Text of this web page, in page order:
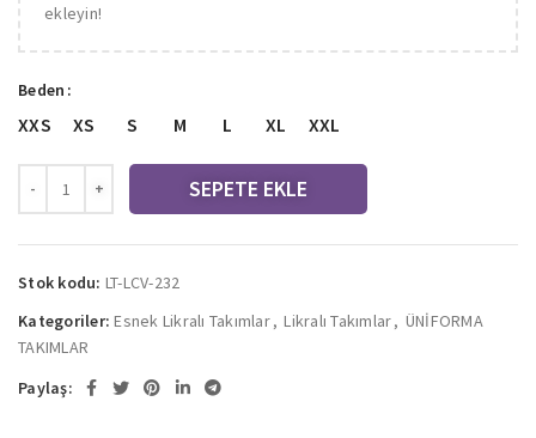
ekleyin!
Beden
XXS XS S M L XL XXL
SEPETE EKLE
Stok kodu: LT-LCV-232
Kategoriler: Esnek Likralı Takımlar, Likralı Takımlar, ÜNİFORMA
TAKIMLAR
Paylaş: